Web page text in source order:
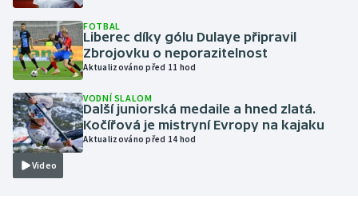
Lyže a snowboard
Moderní pětiboj
Motorsport
Olympijské hry
Parasport
FOTBAL
Liberec díky gólu Dulaye připravil
Zbrojovku o neporazitelnost
Aktualizováno před 11 hod
Video
VODNÍ SLALOM
Další juniorská medaile a hned zlatá.
Kočířová je mistryní Evropy na kajaku
Aktualizováno před 14 hod